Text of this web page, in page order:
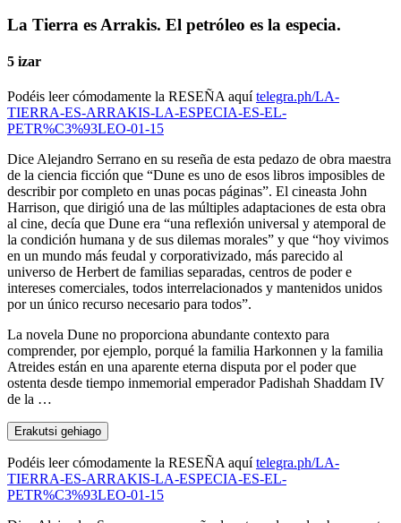
La Tierra es Arrakis. El petróleo es la especia.
5 izar
Podéis leer cómodamente la RESEÑA aquítelegra.ph/LA-
TIERRA-ES-ARRAKIS-LA-ESPECIA-ES-EL-
PETR%C3%93LEO-01-15
Dice Alejandro Serrano en su reseña de esta pedazo de obra maestra
de la ciencia ficción que “Dune es uno de esos libros imposibles de
describir por completo en unas pocas páginas”. El cineasta John
Harrison, que dirigió una de las múltiples adaptaciones de esta obra
al cine, decía que Dune era “una reflexión universal y atemporal de
la condición humana y de sus dilemas morales” y que “hoy vivimos
en un mundo más feudal y corporativizado, más parecido al
universo de Herbert de familias separadas, centros de poder e
intereses comerciales, todos interrelacionados y mantenidos unidos
por un único recurso necesario para todos”.
La novela Dune no proporciona abundante contexto para
comprender, por ejemplo, porqué la familia Harkonnen y la familia
Atreides están en una aparente eterna disputa por el poder que
ostenta desde tiempo inmemorial emperador Padishah Shaddam IV
de la …
Erakutsi gehiago
Podéis leer cómodamente la RESEÑA aquítelegra.ph/LA-
TIERRA-ES-ARRAKIS-LA-ESPECIA-ES-EL-
PETR%C3%93LEO-01-15